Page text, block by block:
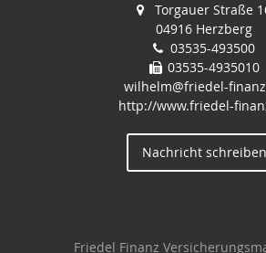
Torgauer Straße
04916 Herzberg
03535-493500
03535-4935010
wilhelm@friedel-
http://www.friedel-
Nachricht schreiben
Friedel Finanz